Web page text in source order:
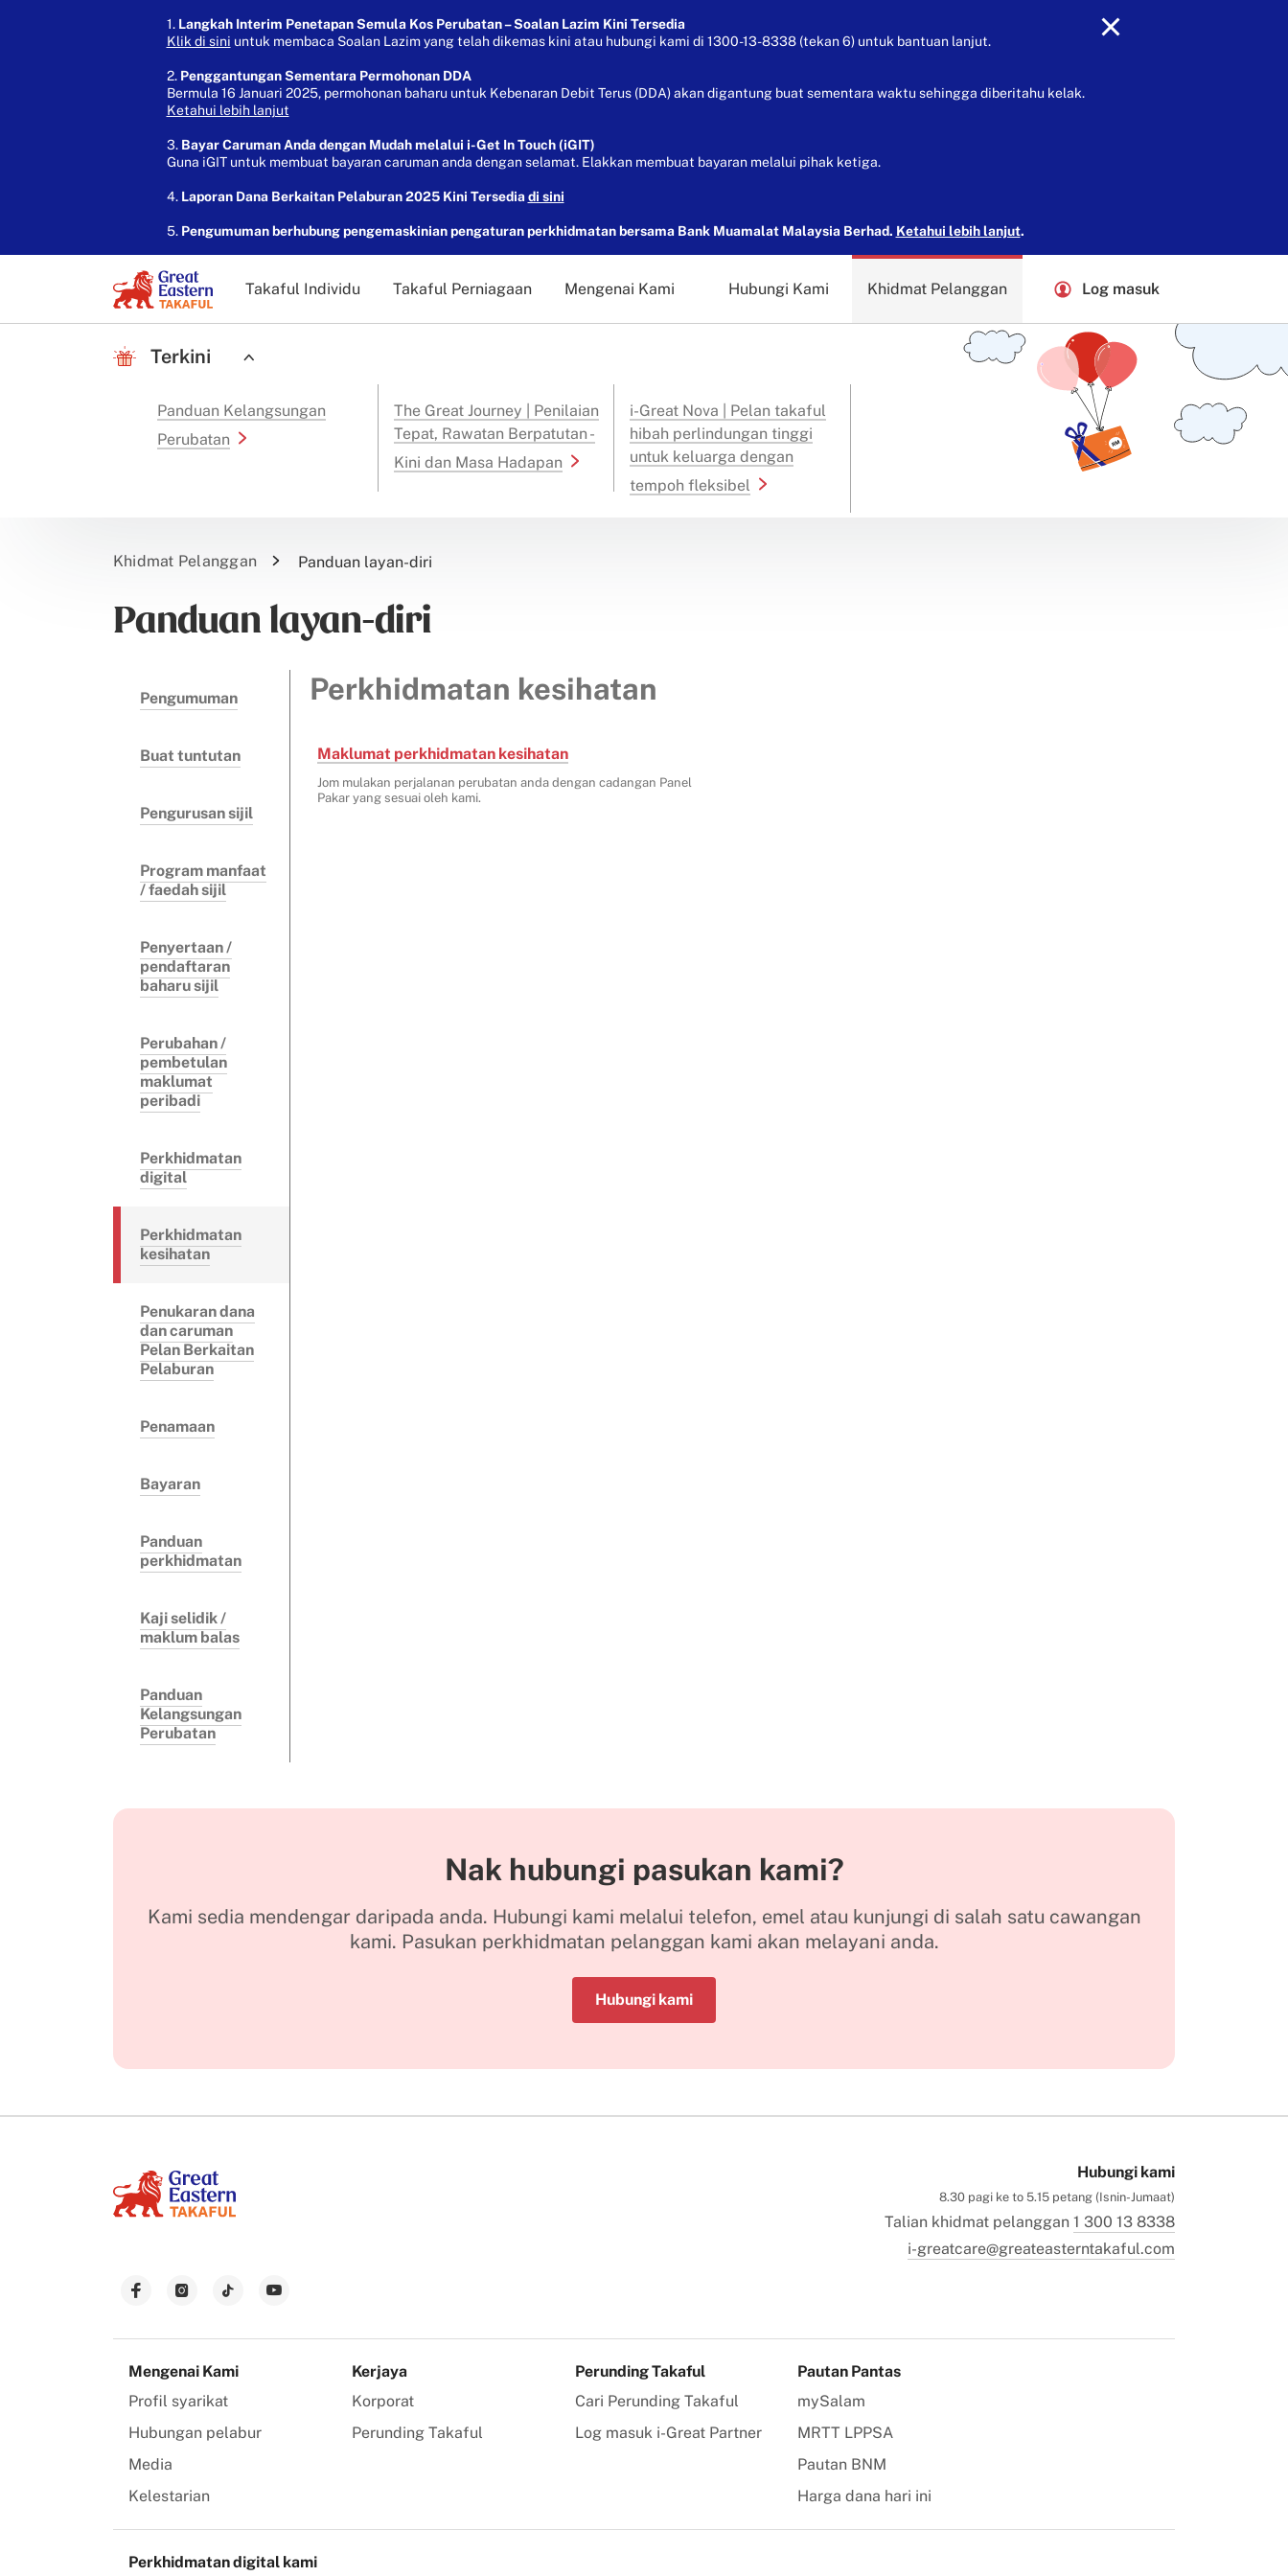
1. Langkah Interim Penetapan Semula Kos Perubatan – Soalan Lazim Kini Tersedia
Klik di sini untuk membaca Soalan Lazim yang telah dikemas kini atau hubungi kami di 1300-13-8338 (tekan 6) untuk bantuan lanjut.
2. Penggantungan Sementara Permohonan DDA
Bermula 16 Januari 2025, permohonan baharu untuk Kebenaran Debit Terus (DDA) akan digantung buat sementara waktu sehingga diberitahu kelak.
Ketahui lebih lanjut
3.Bayar Caruman Anda dengan Mudah melalui i-Get In Touch (iGIT)
Guna iGIT untuk membuat bayaran caruman anda dengan selamat. Elakkan membuat bayaran melalui pihak ketiga.
4. Laporan Dana Berkaitan Pelaburan 2025 Kini Tersedia di sini
5. Pengumuman berhubung pengemaskinian pengaturan perkhidmatan bersama Bank Muamalat Malaysia Berhad. Ketahui lebih lanjut.
Takaful Individu Takaful Perniagaan Mengenai Kami Hubungi Kami Khidmat Pelanggan Log masuk
Terkini
Panduan Kelangsungan
Perubatan
The Great Journey | Penilaian
Tepat, Rawatan Berpatutan -
Kini dan Masa Hadapan
i-Great Nova | Pelan takaful
hibah perlindungan tinggi
untuk keluarga dengan
tempoh fleksibel
Khidmat Pelanggan Panduan layan-diri
Panduan layan-diri
Pengumuman
Buat tuntutan
Pengurusan sijil
Program manfaat
/ faedah sijil
Penyertaan /
pendaftaran
baharu sijil
Perubahan /
pembetulan
maklumat
peribadi
Perkhidmatan
digital
Perkhidmatan
kesihatan
Penukaran dana
dan caruman
Pelan Berkaitan
Pelaburan
Penamaan
Bayaran
Panduan
perkhidmatan
Kaji selidik /
maklum balas
Panduan
Kelangsungan
Perubatan
Perkhidmatan kesihatan
Maklumat perkhidmatan kesihatan
Jom mulakan perjalanan perubatan anda dengan cadangan Panel
Pakar yang sesuai oleh kami.
Nak hubungi pasukan kami?
Kami sedia mendengar daripada anda. Hubungi kami melalui telefon, emel atau kunjungi di salah satu cawangan
kami. Pasukan perkhidmatan pelanggan kami akan melayani anda.
Hubungi kami
Hubungi kami
8.30 pagi ke to 5.15 petang (Isnin-Jumaat)
Talian khidmat pelanggan 1 300 13 8338
i-greatcare@greateasterntakaful.com
Mengenai Kami
Profil syarikat
Hubungan pelabur
Media
Kelestarian
Kerjaya
Korporat
Perunding Takaful
Perunding Takaful
Cari Perunding Takaful
Log masuk i-Great Partner
Pautan Pantas
mySalam
MRTT LPPSA
Pautan BNM
Harga dana hari ini
Perkhidmatan digital kami